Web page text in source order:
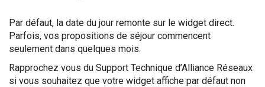
Par défaut, la date du jour remonte sur le widget direct.
Parfois, vos propositions de séjour commencent
seulement dans quelques mois.
Rapprochez vous du Support Technique d’Alliance Réseaux
si vous souhaitez que votre widget affiche par défaut non